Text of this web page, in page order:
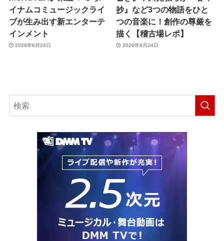
イナムコミュージックライ
ブが生み出す新エンターテ
インメント
2026年6月24日
抄』など3つの物語をひと
つの音楽に！創作の尊厳を
描く【稽古場レポ】
2026年6月24日